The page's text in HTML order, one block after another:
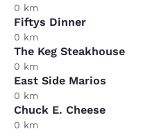
0 km
Fiftys Dinner
0 km
The Keg Steakhouse
0 km
East Side Marios
0 km
Chuck E. Cheese
0 km